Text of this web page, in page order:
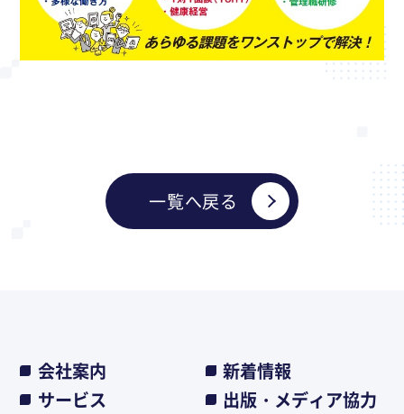
一覧へ戻る
会社案内
新着情報
サービス
出版・メディア協力